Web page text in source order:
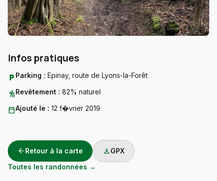
Infos pratiques
local_parking Parking : Epinay, route de Lyons-la-Forêt
hikingRevêtement : 82% naturel
calendar_todayAjouté le : 12 f�vrier 2019
arrow_back Retour à la carte downloadGPX
Toutes les randonnées →